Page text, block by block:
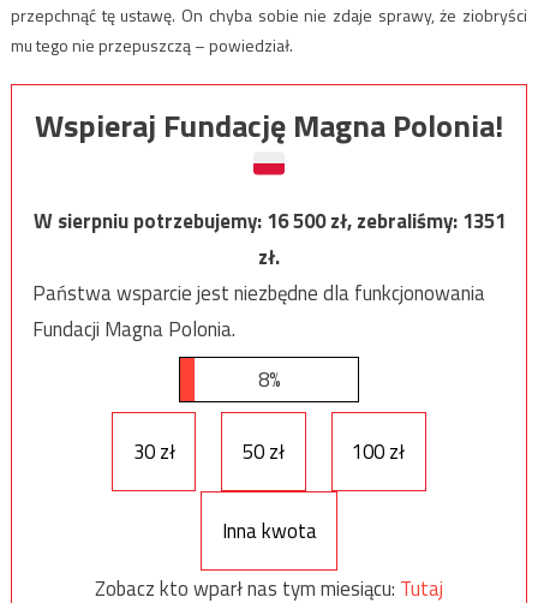
przepchnąć tę ustawę. On chyba sobie nie zdaje sprawy, że ziobryści
mu tego nie przepuszczą – powiedział.
Wspieraj Fundację Magna Polonia!
W sierpniu potrzebujemy:16 500zł, zebraliśmy:1351
zł.
Państwa wsparcie jest niezbędne dla funkcjonowania
Fundacji Magna Polonia.
8%
30 zł 50 zł 100 zł
Inna kwota
Zobacz kto wparł nas tym miesiącu: Tutaj